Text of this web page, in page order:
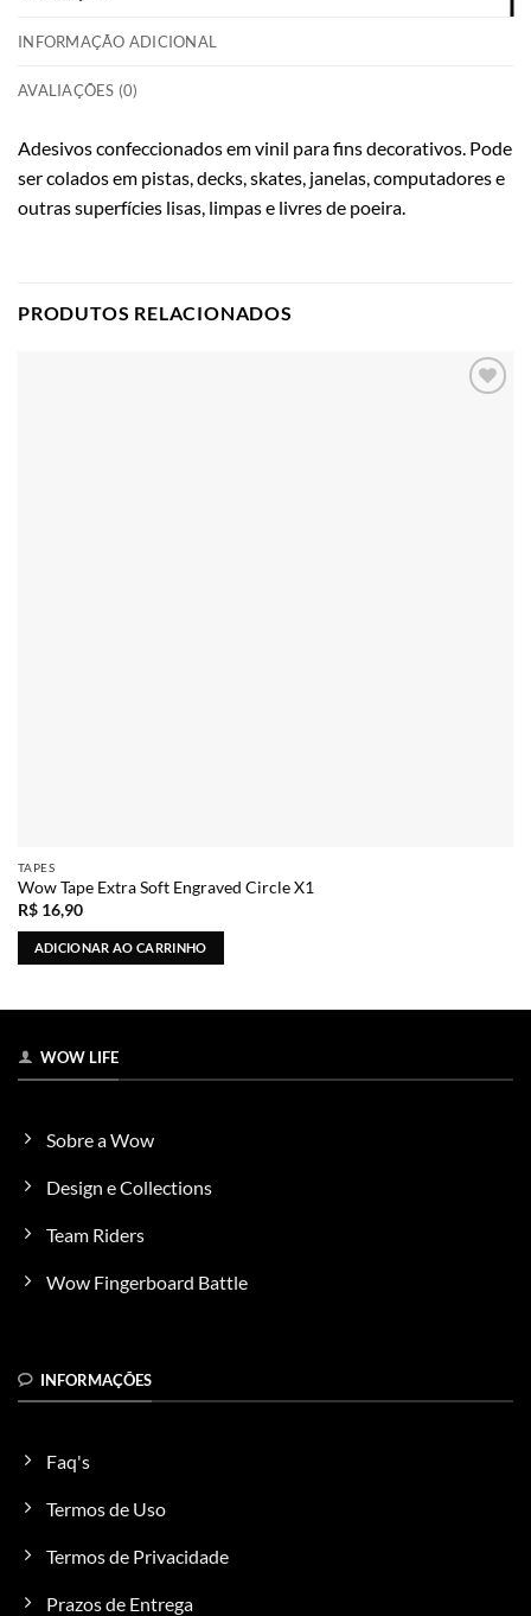
INFORMAÇÃO ADICIONAL
AVALIAÇÕES (0)
Adesivos confeccionados em vinil para fins decorativos. Pode
ser colados em pistas, decks, skates, janelas, computadores e
outras superfícies lisas, limpas e livres de poeira.
PRODUTOS RELACIONADOS
TAPES
Wow Tape Extra Soft Engraved Circle X1
R$16,90
ADICIONAR AO CARRINHO
WOW LIFE
Sobre a Wow
Design e Collections
Team Riders
Wow Fingerboard Battle
INFORMAÇÕES
Faq's
Termos de Uso
Termos de Privacidade
Prazos de Entrega